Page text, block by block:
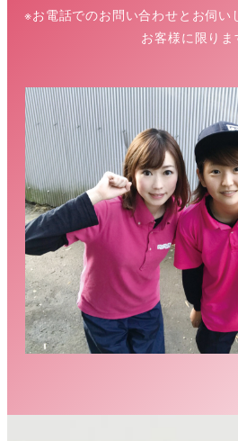
※お電話でのお問い合わせとお伺い
お客様に限りま